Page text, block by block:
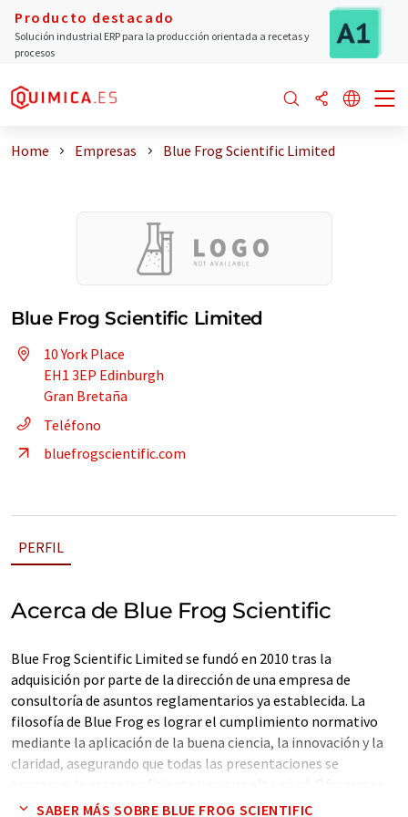
Producto destacado
Solución industrial ERP para la producción orientada a recetas y
procesos
Home Empresas Blue Frog Scientific Limited
Blue Frog Scientific Limited
10 York Place
EH1 3EP Edinburgh
Gran Bretaña
Teléfono
bluefrogscientific.com
PERFIL
Acerca de Blue Frog Scientific
Blue Frog Scientific Limited se fundó en 2010 tras la
adquisición por parte de la dirección de una empresa de
consultoría de asuntos reglamentarios ya establecida. La
filosofía de Blue Frog es lograr el cumplimiento normativo
mediante la aplicación de la buena ciencia, la innovación y la
claridad, asegurando que todas las presentaciones se
servicios de asuntos científicos y normativos con especial
SABER MÁS SOBRE BLUE FROG SCIENTIFIC